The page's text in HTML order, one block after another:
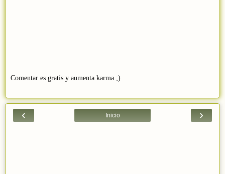
Comentar es gratis y aumenta karma ;)
‹ ›
Inicio